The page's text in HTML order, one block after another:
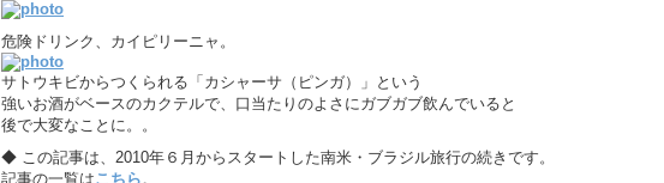
危険ドリンク、カイピリーニャ。
サトウキビからつくられる「カシャーサ（ピンガ）」という
強いお酒がベースのカクテルで、口当たりのよさにガブガブ飲んでいると
後で大変なことに。。
◆ この記事は、2010年６月からスタートした南米・ブラジル旅行の続きです。
記事の一覧はこちら。